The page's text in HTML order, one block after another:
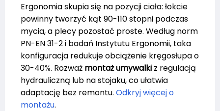
Ergonomia skupia się na pozycji ciała: łokcie
powinny tworzyć kąt 90-110 stopni podczas
mycia, a plecy pozostać proste. Według norm
PN-EN 31-2 i badań Instytutu Ergonomii, taka
konfiguracja redukuje obciążenie kręgosłupa o
30-40%. Rozważ montaż umywalki z regulacją
hydrauliczną lub na stojaku, co ułatwia
adaptację bez remontu. Odkryj więcej o
montażu.